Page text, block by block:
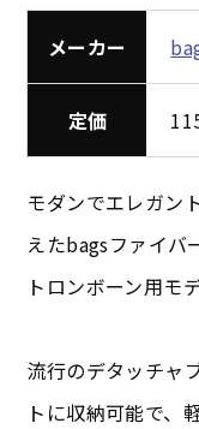
メーカー
定価
モダンでエレガン
えたbagsファイバ
トロンボーン用モ
流行のデタッチャ
トに収納可能で、